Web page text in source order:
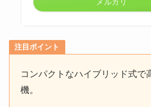
注目ポイント
コンパクトなハイブリッド式で
機。